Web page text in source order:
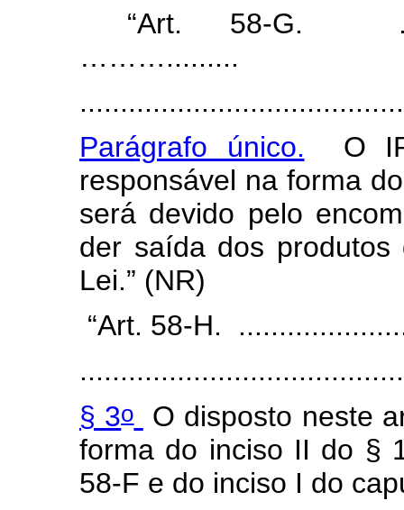
“Art. 58-G.
……….........
Parágrafo único. O
responsável na forma
será devido pelo
der saída dos
Lei.” (NR)
“Art. 58-H.
§ 3o
O disposto neste
forma do inciso II do §
58-F e do inciso I do